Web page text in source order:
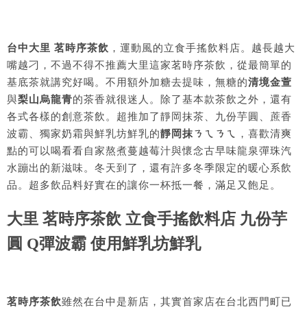
台中大里 茗時序茶飲 ，運動風的立食手搖飲料店。越長越大
嘴越刁，不過不得不推薦大里這家茗時序茶飲，從最簡單的
基底茶就講究好喝。不用額外加糖去提味，無糖的清境金萱
與梨山烏龍青的茶香就很迷人。除了基本款茶飲之外，還有
各式各樣的創意茶飲。超推加了靜岡抹茶、九份芋圓、蔗香
波霸、獨家奶霜與鮮乳坊鮮乳的靜岡抹ㄋㄟㄋㄟ ，喜歡清爽
點的可以喝看看自家熬煮蔓越莓汁與懷念古早味龍泉彈珠汽
水蹦出的新滋味。冬天到了，還有許多冬季限定的暖心系飲
品。超多飲品料好實在的讓你一杯抵一餐，滿足又飽足。
大里 茗時序茶飲 立食手搖飲料店 九份芋
圓 Q彈波霸 使用鮮乳坊鮮乳
茗時序茶飲雖然在台中是新店，其實首家店在台北西門町已